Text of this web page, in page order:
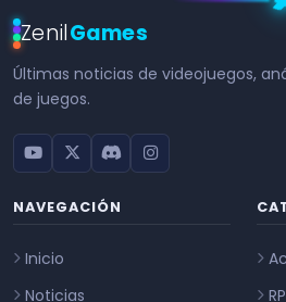
ZenilGames
Últimas noticias de videojuegos,
de juegos.
NAVEGACIÓN
Inicio
Noticias